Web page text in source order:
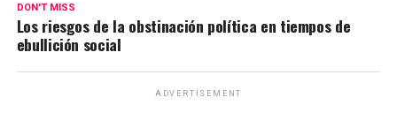
DON'T MISS
Los riesgos de la obstinación política en tiempos de
ebullición social
ADVERTISEMENT